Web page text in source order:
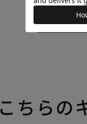
いろい
こちらの